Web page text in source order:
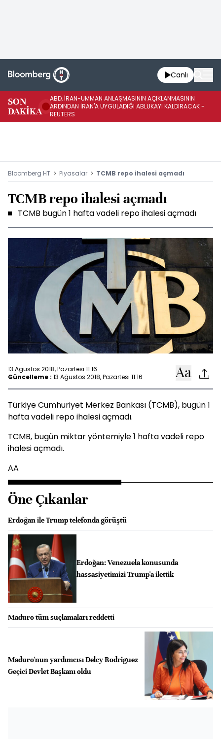
Canlı
SON
DAKİKA
ABD, İRAN-UMMAN ANLAŞMASININ AÇIKLANMASININ
ARDINDAN İRAN'A UYGULADIĞI ABLUKAYI KALDIRACAK -
REUTERS
Bloomberg HT Piyasalar TCMB repo ihalesi açmadı
TCMB repo ihalesi açmadı
TCMB bugün 1 hafta vadeli repo ihalesi açmadı
13 Ağustos 2018, Pazartesi 11:16
Güncelleme : 13 Ağustos 2018, Pazartesi 11:16
Türkiye Cumhuriyet Merkez Bankası (TCMB), bugün 1
hafta vadeli repo ihalesi açmadı.
TCMB, bugün miktar yöntemiyle 1 hafta vadeli repo
ihalesi açmadı.
AA
Öne Çıkanlar
Erdoğan ile Trump telefonda görüştü
Erdoğan: Venezuela konusunda
hassasiyetimizi Trump'a ilettik
Maduro tüm suçlamaları reddetti
Maduro'nun yardımcısı Delcy Rodriguez
Geçici Devlet Başkanı oldu